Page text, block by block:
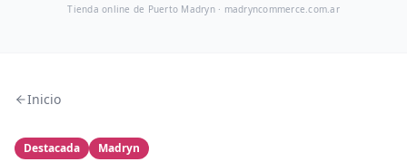
Tienda online de Puerto Madryn · madryncommerce.com.ar
Inicio
Destacada Madryn